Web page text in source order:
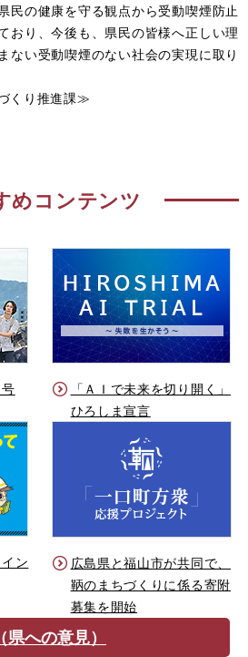
民の健康を守る観点から受動喫煙防止
おり、今後も、県民の皆様へ正しい理
ない受動喫煙のない社会の実現に取り
くり推進課≫
めコンテンツ
「ＡＩで未来を切り開く」
ひろしま宣言
ン
広島県と福山市が共同で、
鞆のまちづくりに係る寄附
募集を開始
への意見）